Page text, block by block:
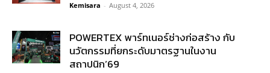
Kemisara - August 4, 2026
POWERTEX พาร์ทเนอร์ช่างก่อสร้าง กับ
นวัตกรรมที่ยกระดับมาตรฐานในงาน
สถาปนิก’69